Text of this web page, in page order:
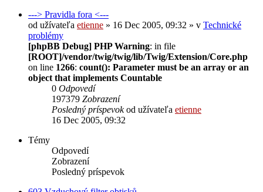
---> Pravidla fora <---
od užívateľa etienne » 16 Dec 2005, 09:32 » v Technické
problémy
[phpBB Debug] PHP Warning: in file
[ROOT]/vendor/twig/twig/lib/Twig/Extension/Core.php
on line 1266: count(): Parameter must be an array or an
object that implements Countable
0 Odpovedí
197379 Zobrazení
Posledný príspevokod užívateľa etienne
16 Dec 2005, 09:32
Témy
Odpovedí
Zobrazení
Posledný príspevok